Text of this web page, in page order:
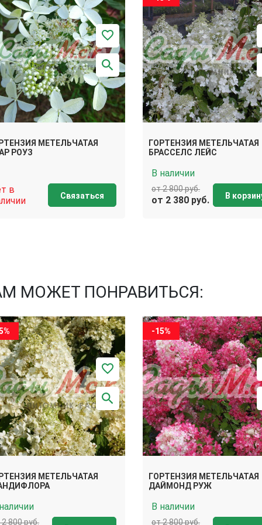
МЕТЕЛЬЧАТАЯ
РОУЗ
в
Связаться
ГОРТЕНЗИЯ МЕТЕЛЬЧАТАЯ
БРАССЕЛС ЛЕЙС
В наличии
от 2 800 руб.
от 2 380 руб. В
МОЖЕТ ПОНРАВИТЬСЯ:
МЕТЕЛЬЧАТАЯ
2 800 руб.
-15%
ГОРТЕНЗИЯ МЕТЕЛЬЧАТАЯ
ДАЙМОНД РУЖ
В наличии
от 2 800 руб.